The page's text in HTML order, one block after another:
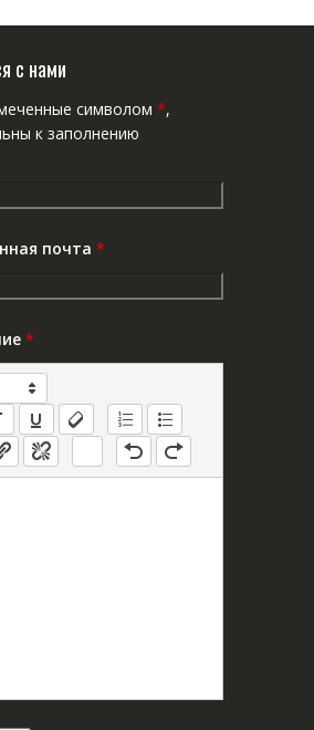
с нами
символом *,
к заполнению
почта *
*